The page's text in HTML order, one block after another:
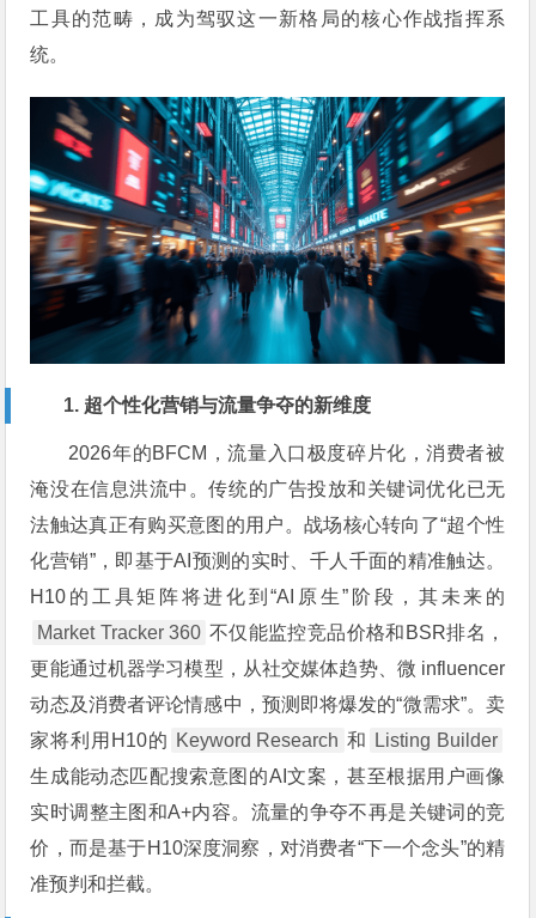
工具的范畴，成为驾驭这一新格局的核心作战指挥系
统。
1. 超个性化营销与流量争夺的新维度
2026年的BFCM，流量入口极度碎片化，消费者被
淹没在信息洪流中。传统的广告投放和关键词优化已无
法触达真正有购买意图的用户。战场核心转向了“超个性
化营销”，即基于AI预测的实时、千人千面的精准触达。
H10的工具矩阵将进化到“AI原生”阶段，其未来的
Market Tracker 360 不仅能监控竞品价格和BSR排名，
更能通过机器学习模型，从社交媒体趋势、微 influencer
动态及消费者评论情感中，预测即将爆发的“微需求”。卖
家将利用H10的 Keyword Research 和
Listing Builder
生成能动态匹配搜索意图的AI文案，甚至根据用户画像
实时调整主图和A+内容。流量的争夺不再是关键词的竞
价，而是基于H10深度洞察，对消费者“下一个念头”的精
准预判和拦截。